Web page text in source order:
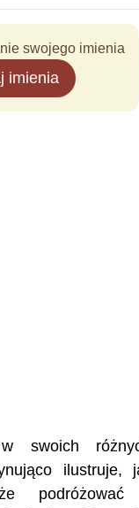
swojego imienia
imienia
swoich
ilustruje,